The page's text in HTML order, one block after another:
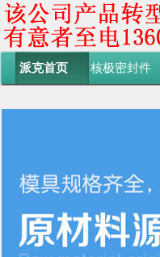
派克首页 核极密封件